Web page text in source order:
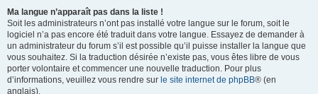
Ma langue n’apparaît pas dans la liste !
Soit les administrateurs n’ont pas installé votre langue sur le forum, soit le
logiciel n’a pas encore été traduit dans votre langue. Essayez de demander à
un administrateur du forum s’il est possible qu’il puisse installer la langue que
vous souhaitez. Si la traduction désirée n’existe pas, vous êtes libre de vous
porter volontaire et commencer une nouvelle traduction. Pour plus
d’informations, veuillez vous rendre sur le site internet de phpBB® (en
anglais).